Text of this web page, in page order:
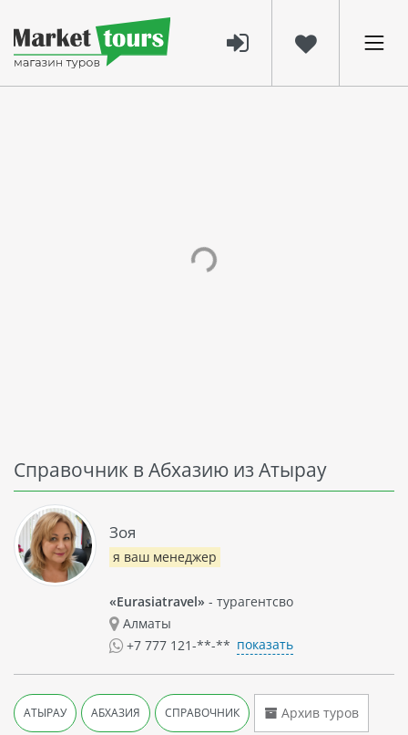
Справочник в Абхазию из Атырау
Зоя
я ваш менеджер
«Eurasiatravel» - турагентсво
Алматы
+7 777 121-**-** показать
АТЫРАУ АБХАЗИЯ СПРАВОЧНИК Архив туров